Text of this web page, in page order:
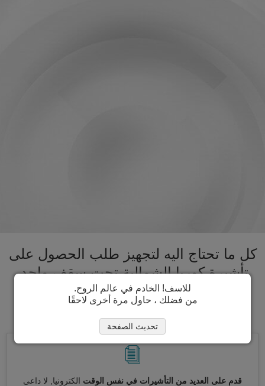
كل ما تحتاج اليه لتجهيز طلب الحصول على
تأشيرة كوريا الشمالية تحت سقف واحد.
تسريع عملية الحصول على تأشيرة كوريا
الشمالية
قدم على العديد من التأشيرات في نفس الوقت الكترونيا, لا داعى
للاسف! الخادم في عالم الروح.
من فضلك ، حاول مرة أخرى لاحقًا
تحديث الصفحة